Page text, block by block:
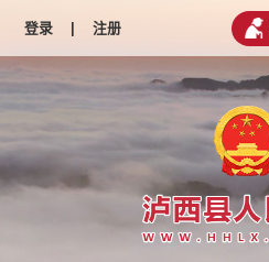
登录 | 注册